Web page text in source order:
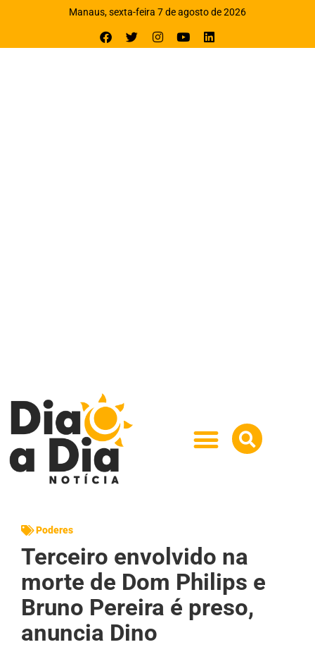
Manaus, sexta-feira 7 de agosto de 2026
Poderes
Terceiro envolvido na
morte de Dom Philips e
Bruno Pereira é preso,
anuncia Dino